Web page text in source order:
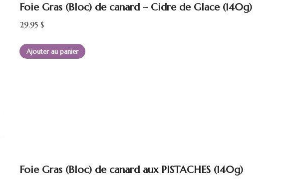
Foie Gras (Bloc) de canard – Cidre de Glace (140g)
29.95 $
Ajouter au panier
Foie Gras (Bloc) de canard aux PISTACHES (140g)